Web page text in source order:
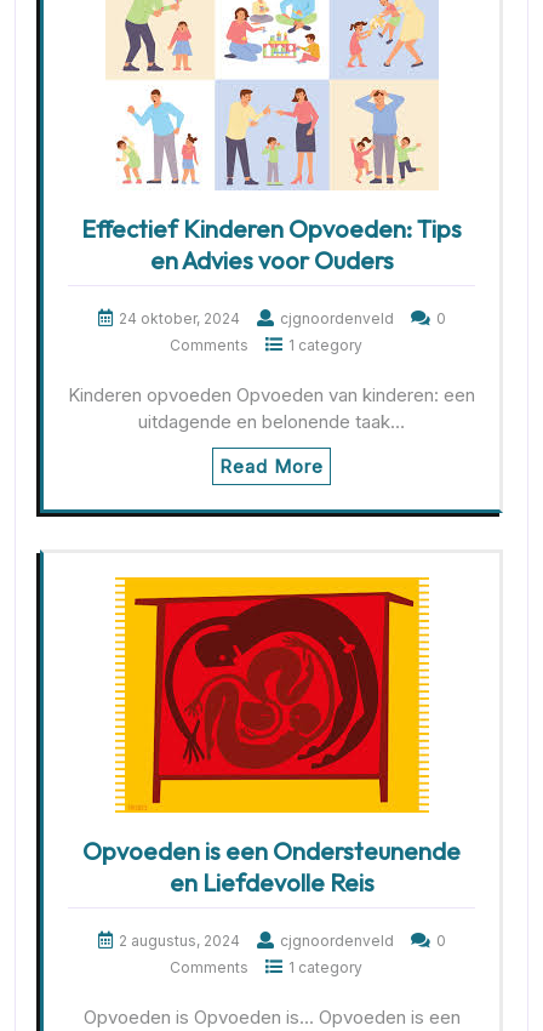
Effectief Kinderen Opvoeden: Tips
en Advies voor Ouders
24 oktober, 2024 cjgnoordenveld
0
Comments
1 category
Kinderen opvoeden Opvoeden van kinderen: een
uitdagende en belonende taak…
Read More
Opvoeden is een Ondersteunende
en Liefdevolle Reis
2 augustus, 2024 cjgnoordenveld
0
Comments
1 category
Opvoeden is Opvoeden is... Opvoeden is een